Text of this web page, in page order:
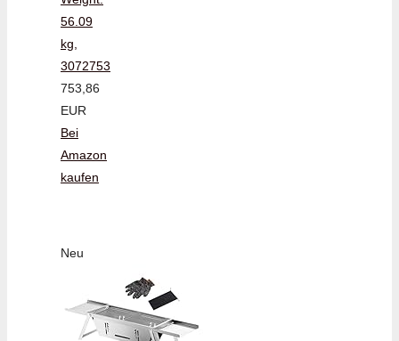
56.09
kg,
3072753
753,86
EUR
Bei
Amazon
kaufen
Neu